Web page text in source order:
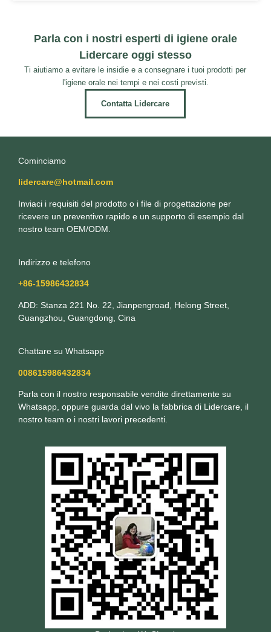
Parla con i nostri esperti di igiene orale
Lidercare oggi stesso
Ti aiutiamo a evitare le insidie e a consegnare i tuoi prodotti per
l'igiene orale nei tempi e nei costi previsti.
Contatta Lidercare
Cominciamo
lidercare@hotmail.com
Inviaci i requisiti del prodotto o i file di progettazione per
ricevere un preventivo rapido e un supporto di esempio dal
nostro team OEM/ODM.
Indirizzo e telefono
+86-15986432834
ADD: Stanza 221 No. 22, Jianpengroad, Helong Street,
Guangzhou, Guangdong, Cina
Chattare su Whatsapp
008615986432834
Parla con il nostro responsabile vendite direttamente su
Whatsapp, oppure guarda dal vivo la fabbrica di Lidercare, il
nostro team o i nostri lavori precedenti.